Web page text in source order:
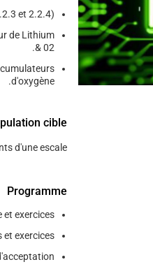
et 2.2.4).
de Lithium
& 02.
d'oxygène.
cible
d'une escale .
Programme
exercices.
et exercices.